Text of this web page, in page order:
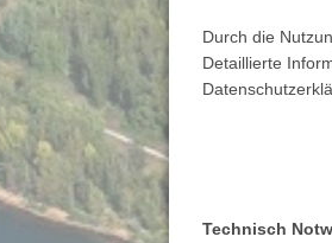
Durch die
Detaillierte
Technisch